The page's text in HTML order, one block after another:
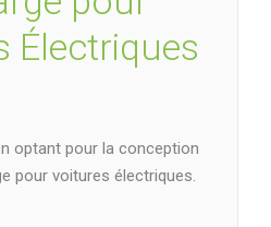
Électriques
optant pour la conception
pour voitures électriques.